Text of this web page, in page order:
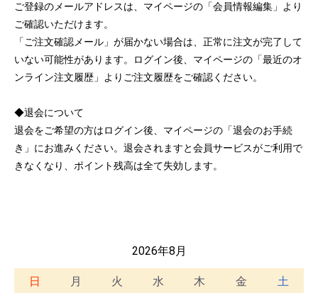
ご登録のメールアドレスは、マイページの「会員情報編集」より
ご確認いただけます。
「ご注文確認メール」が届かない場合は、正常に注文が完了して
いない可能性があります。ログイン後、マイページの「最近のオ
ンライン注文履歴」よりご注文履歴をご確認ください。
◆退会について
退会をご希望の方はログイン後、マイページの「退会のお手続
き」にお進みください。退会されますと会員サービスがご利用で
きなくなり、ポイント残高は全て失効します。
2026年8月
日 月 火 水 木 金
土